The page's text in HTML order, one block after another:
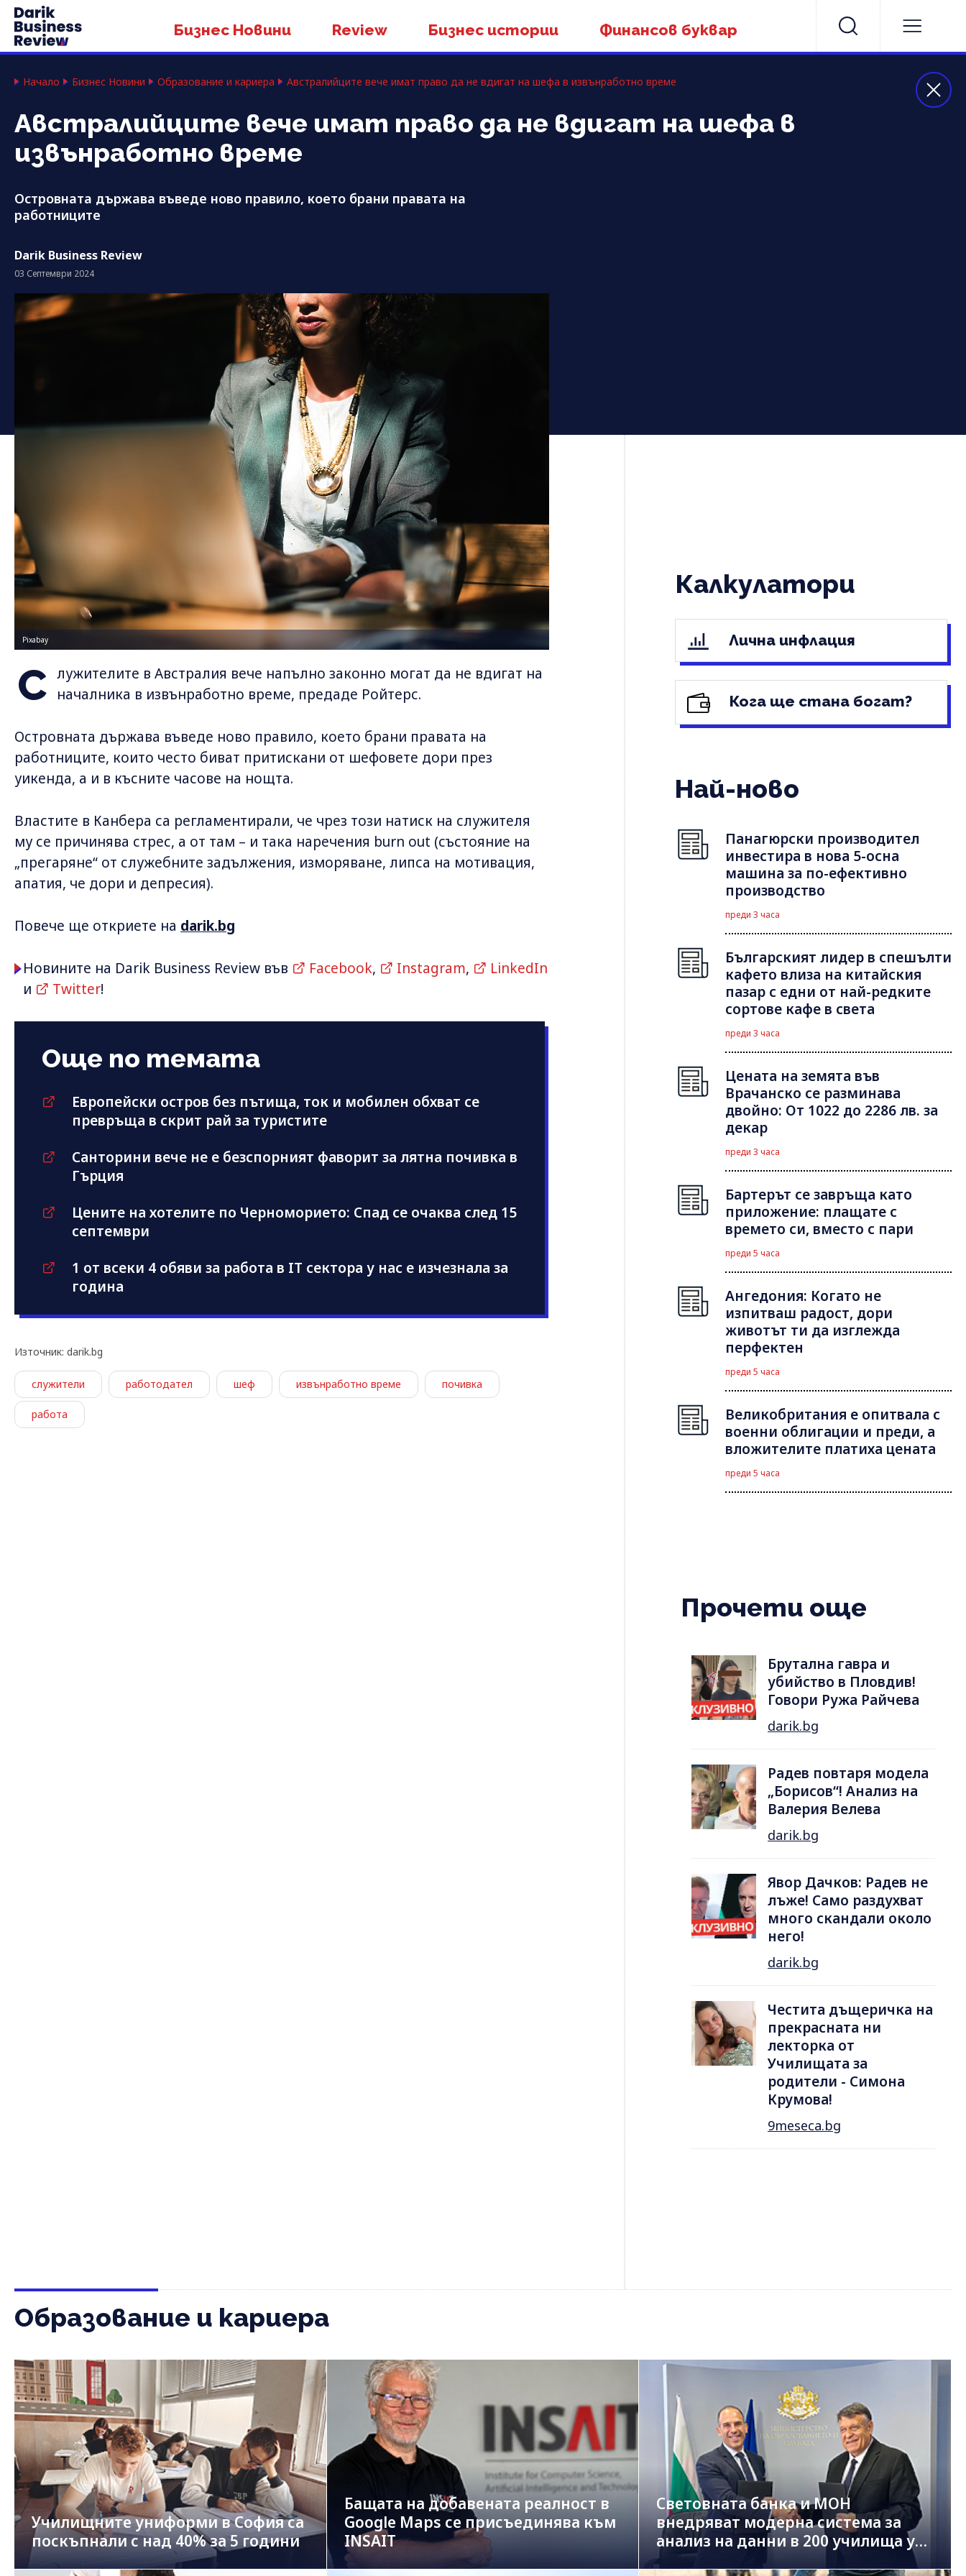
Бизнес Новини Review Бизнес истории Финансов буквар
Начало Бизнес Новини Образование и кариера Австралийците вече имат право да не вдигат на шефа в извънработно време
Австралийците вече имат право да не вдигат на шефа в
извънработно време
Островната държава въведе ново правило, което брани правата на
работниците
Darik Business Review
03 Септември 2024
Pixabay
С лужителите в Австралия вече напълно законно могат да не вдигат на
началника в извънработно време, предаде Ройтерс.
Островната държава въведе ново правило, което брани правата на
работниците, които често биват притискани от шефовете дори през
уикенда, а и в късните часове на нощта.
Властите в Канбера са регламентирали, че чрез този натиск на служителя
му се причинява стрес, а от там – и така наречения burn out (състояние на
„прегаряне“ от служебните задължения, изморяване, липса на мотивация,
апатия, че дори и депресия).
Повече ще откриете на darik.bg
Новините на Darik Business Review във Facebook, Instagram,
LinkedIn
и
Twitter!
Още по темата
Европейски остров без пътища, ток и мобилен обхват се
превръща в скрит рай за туристите
Санторини вече не е безспорният фаворит за лятна почивка в
Гърция
Цените на хотелите по Черноморието: Спад се очаква след 15
септември
1 от всеки 4 обяви за работа в IT сектора у нас е изчезнала за
година
Източник: darik.bg
служители работодател шеф извънработно време почивка
работа
Калкулатори
Лична инфлация
Кога ще стана богат?
Най-ново
Панагюрски производител
инвестира в нова 5-осна
машина за по-ефективно
производство
преди 3 часа
Българският лидер в спешълти
кафето влиза на китайския
пазар с едни от най-редките
сортове кафе в света
преди 3 часа
Цената на земята във
Врачанско се разминава
двойно: От 1022 до 2286 лв. за
декар
преди 3 часа
Бартерът се завръща като
приложение: плащате с
времето си, вместо с пари
преди 5 часа
Ангедония: Когато не
изпитваш радост, дори
животът ти да изглежда
перфектен
преди 5 часа
Великобритания е опитвала с
военни облигации и преди, а
вложителите платиха цената
преди 5 часа
Прочети още
Брутална гавра и
убийство в Пловдив!
Говори Ружа Райчева
darik.bg
Радев повтаря модела
„Борисов“! Анализ на
Валерия Велева
darik.bg
Явор Дачков: Радев не
лъже! Само раздухват
много скандали около
него!
darik.bg
Честита дъщеричка на
прекрасната ни
лекторка от
Училищата за
родители - Симона
Крумова!
9meseca.bg
Образование и кариера
Училищните униформи в София са
поскъпнали с над 40% за 5 години
Бащата на добавената реалност в
Google Maps се присъединява към
INSAIT
Световната банка и МОН
внедряват модерна система за
анализ на данни в 200 училища у
нас